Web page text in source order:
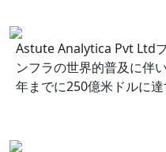
Astute Analytica Pvt Ltd
ンフラの世界的普及に伴
年までに250億米ドルに